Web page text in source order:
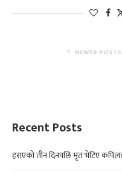
NEWER POSTS
Recent Posts
हराएको तीन दिनपछि मृत भेटिए